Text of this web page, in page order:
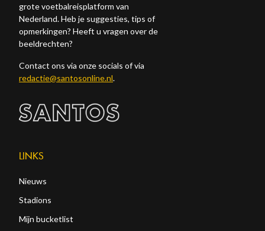
grote voetbalreisplatform van
Nederland. Heb je suggesties, tips of
opmerkingen? Heeft u vragen over de
beeldrechten?
Contact ons via onze socials of via
redactie@santosonline.nl.
LINKS
Nieuws
Stadions
Mijn bucketlist